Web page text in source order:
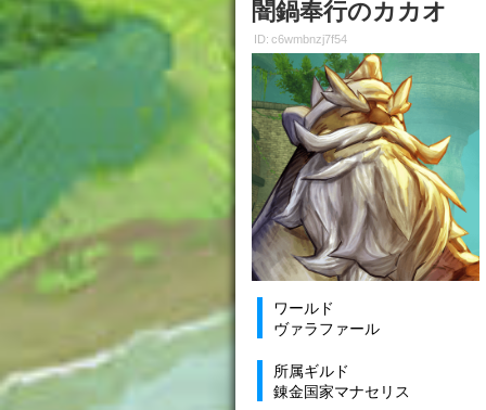
闇鍋奉行のカカオ
ID: c6wmbnzj7f54
ワールド
ヴァラファール
所属ギルド
錬金国家マナセリス